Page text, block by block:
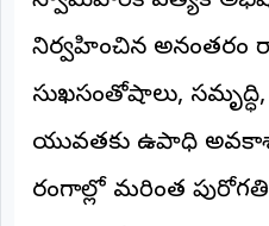
(REPORTERS
DESK)
మా
చేరండి
నిర్వహించిన అనంతరం
సుఖసంతోషాలు,
యువతకు ఉపాధి
రంగాల్లో మరింత